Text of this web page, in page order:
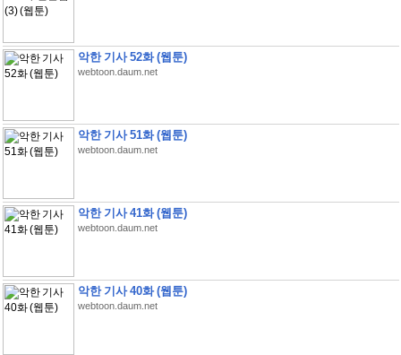
악한 기사 52화 (웹툰)
webtoon.daum.net
악한 기사 51화 (웹툰)
webtoon.daum.net
악한 기사 41화 (웹툰)
webtoon.daum.net
악한 기사 40화 (웹툰)
webtoon.daum.net